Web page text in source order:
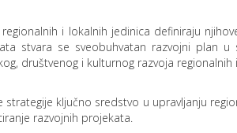
i lokalnih jedinica definiraju
stvara se sveobuhvatan razvojni plan
društvenog i kulturnog razvoja regionalnih
strategije ključno sredstvo u upravljanju
razvojnih projekata.